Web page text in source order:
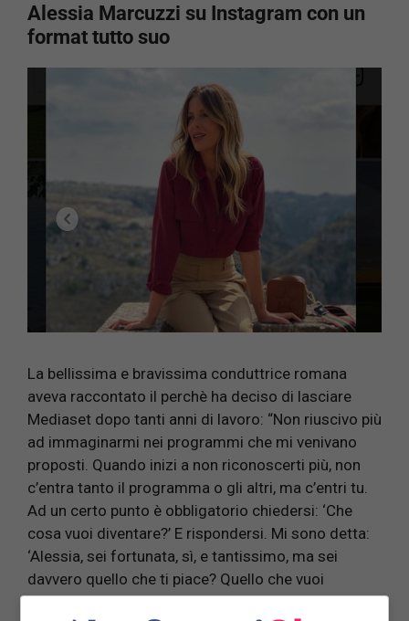
Alessia Marcuzzi su Instagram con un
format tutto suo
La bellissima e bravissima conduttrice romana
aveva raccontato il perchè ha deciso di lasciare
Mediaset dopo tanti anni di lavoro: “Non riuscivo più
ad immaginarmi nei programmi che mi venivano
proposti. Quando inizi a non riconoscerti più, non
c’entra tanto il programma o gli altri, ma c’entri tu.
Ad un certo punto è obbligatorio chiedersi: ‘Che
cosa vuoi diventare?’ E rispondersi. Mi sono detta:
‘Alessia, sei fortunata, sì, e tantissimo, ma sei
davvero quello che ti piace? Quello che vuoi
essere?’ E così ho iniziato a ridisegnarmi. A